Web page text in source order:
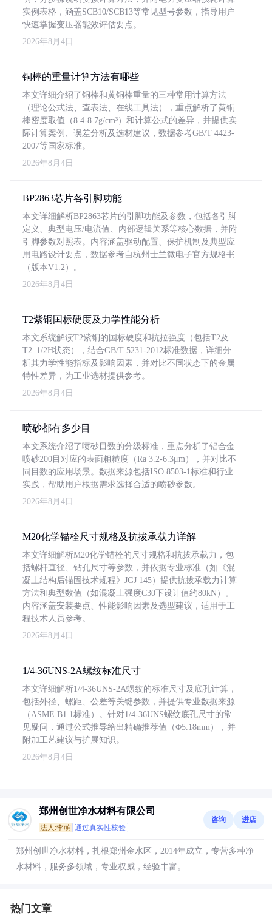
实例表格，涵盖SCB10/SCB13等常见型号参数，指导用户
快速掌握变压器能效评估要点。
2026年8月4日
铜棒的重量计算方法有哪些
本文详细介绍了铜棒和黄铜棒重量的三种常用计算方法
（理论公式法、查表法、在线工具法），重点解析了黄铜
棒密度取值（8.4-8.7g/cm³）和计算公式的差异，并提供实
际计算案例、误差分析及选材建议，数据参考GB/T 4423-
2007等国家标准。
2026年8月4日
BP2863芯片各引脚功能
本文详细解析BP2863芯片的引脚功能及参数，包括各引脚
定义、典型电压/电流值、内部逻辑关系等核心数据，并附
引脚参数对照表。内容涵盖驱动配置、保护机制及典型应
用电路设计要点，数据参考自杭州士兰微电子官方规格书
（版本V1.2）。
2026年8月4日
T2紫铜国标硬度及力学性能分析
本文系统解读T2紫铜的国标硬度和抗拉强度（包括T2及
T2_1/2H状态），结合GB/T 5231-2012标准数据，详细分
析其力学性能指标及影响因素，并对比不同状态下的金属
特性差异，为工业选材提供参考。
2026年8月4日
喷砂都有多少目
本文系统介绍了喷砂目数的分级标准，重点分析了铝合金
喷砂200目对应的表面粗糙度（Ra 3.2-6.3μm），并对比不
同目数的应用场景。数据来源包括ISO 8503-1标准和行业
实践，帮助用户根据需求选择合适的喷砂参数。
2026年8月4日
M20化学锚栓尺寸规格及抗拔承载力详解
本文详细解析M20化学锚栓的尺寸规格和抗拔承载力，包
括螺杆直径、钻孔尺寸等参数，并依据专业标准（如《混
凝土结构后锚固技术规程》JGJ 145）提供抗拔承载力计算
方法和典型数值（如混凝土强度C30下设计值约80kN）。
内容涵盖安装要点、性能影响因素及选型建议，适用于工
程技术人员参考。
2026年8月4日
1/4-36UNS-2A螺纹标准尺寸
本文详细解析1/4-36UNS-2A螺纹的标准尺寸及底孔计算，
包括外径、螺距、公差等关键参数，并提供专业数据来源
（ASME B1.1标准）。针对1/4-36UNS螺纹底孔尺寸的常
见疑问，通过公式推导给出精确推荐值（Φ5.18mm），并
附加工艺建议与扩展知识。
2026年8月4日
郑州创世净水材料有限公司
法人:李萌 通过真实性核验
咨询 进店
郑州创世净水材料，扎根郑州金水区，2014年成立，专营多种净
水材料，服务多领域，专业权威，经验丰富。
热门文章